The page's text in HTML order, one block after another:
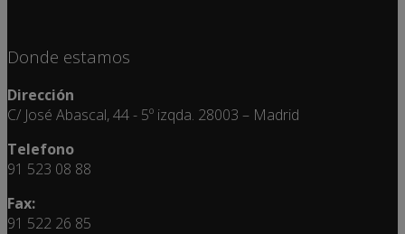
Donde estamos
Dirección
C/ José Abascal, 44 - 5º izqda. 28003 – Madrid
Telefono
91 523 08 88
Fax:
91 522 26 85